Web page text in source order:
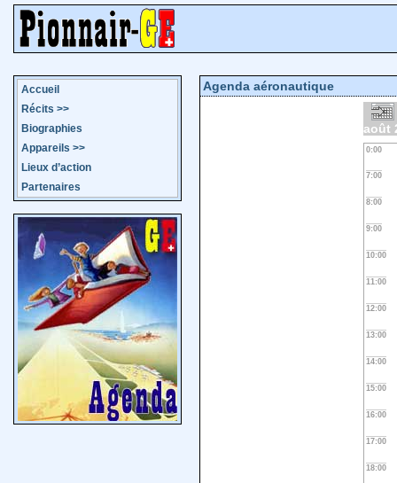
Accueil
Récits >>
Biographies
Appareils >>
Lieux d’action
Partenaires
Agenda aéronautique
août
0:00
7:00
8:00
9:00
10:00
11:00
12:00
13:00
14:00
15:00
16:00
17:00
18:00